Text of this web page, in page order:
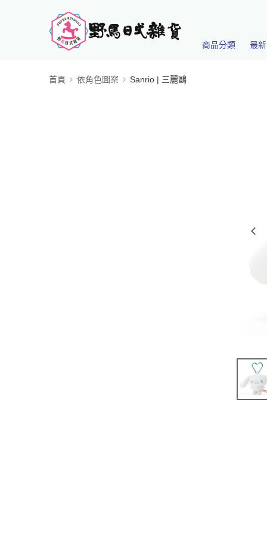
商品分類 最
首頁 依角色圖案 Sanrio | 三麗鷗